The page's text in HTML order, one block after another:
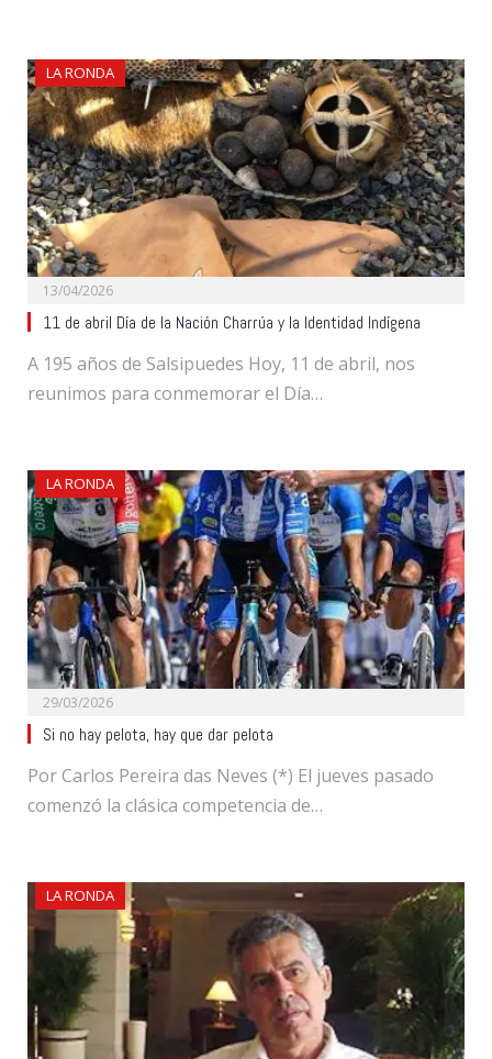
LA RONDA
13/04/2026
11 de abril Día de la Nación Charrúa y la Identidad Indígena
A 195 años de Salsipuedes Hoy, 11 de abril, nos
reunimos para conmemorar el Día…
LA RONDA
29/03/2026
Si no hay pelota, hay que dar pelota
Por Carlos Pereira das Neves (*) El jueves pasado
comenzó la clásica competencia de…
LA RONDA